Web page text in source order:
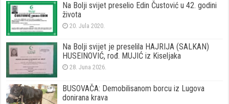
Na Bolji svijet preselio Edin Čustović u 42. godini
života
20. Jula 2020.
Na Bolji svijet je preselila HAJRIJA (SALKAN)
HUSEINOVIĆ, rođ. MUJIĆ iz Kiseljaka
28. Juna 2026.
BUSOVAČA: Demobilisanom borcu iz Lugova
donirana krava